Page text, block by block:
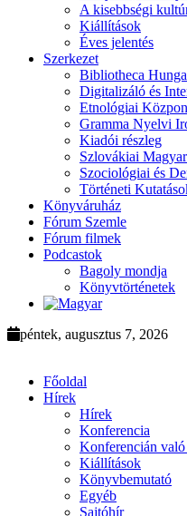
A kisebbségi
Kiállítások
Éves jelentés
Szerkezet
Bibliotheca
Digitalizáló és
Etnológiai
Gramma Nyelvi
Kiadói részleg
Szlovákiai
Szociológiai és
Történeti
Könyváruház
Fórum Szemle
Fórum filmek
Podcastok
Bagoly mondja
Könyvtörténetek
péntek, augusztus 7, 2026
Főoldal
Hírek
Hírek
Konferencia
Konferencián való
Kiállítások
Könyvbemutató
Egyéb
Sajtóhír